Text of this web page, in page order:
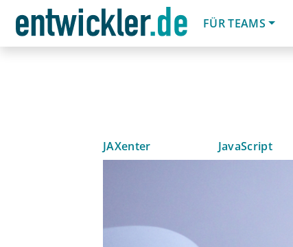
FÜR TEAMS
JAXenter JavaScript